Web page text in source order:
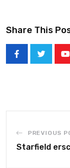
Share This
PREVIOUS
Starfield